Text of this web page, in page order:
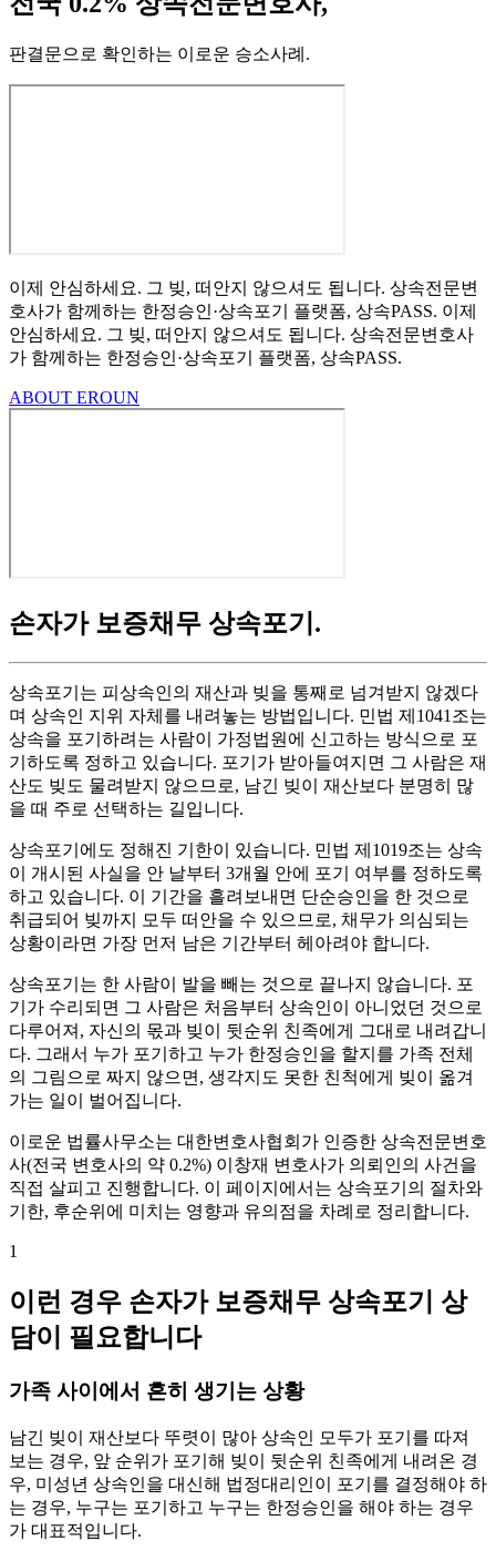
판결문으로 확인하는 이로운 승소사례 .
이제 안심하세요. 그 빚, 떠안지 않으셔도 됩니다. 상속전문변
호사가 함께하는 한정승인·상속포기 플랫폼, 상속PASS. 이제
안심하세요. 그 빚, 떠안지 않으셔도 됩니다. 상속전문변호사
가 함께하는 한정승인·상속포기 플랫폼, 상속PASS.
ABOUT EROUN
손자가 보증채무 상속포기 .
상속포기는 피상속인의 재산과 빚을 통째로 넘겨받지 않겠다
며 상속인 지위 자체를 내려놓는 방법입니다. 민법 제1041조는
상속을 포기하려는 사람이 가정법원에 신고하는 방식으로 포
기하도록 정하고 있습니다. 포기가 받아들여지면 그 사람은 재
산도 빚도 물려받지 않으므로, 남긴 빚이 재산보다 분명히 많
을 때 주로 선택하는 길입니다.
상속포기에도 정해진 기한이 있습니다. 민법 제1019조는 상속
이 개시된 사실을 안 날부터 3개월 안에 포기 여부를 정하도록
하고 있습니다. 이 기간을 흘려보내면 단순승인을 한 것으로
취급되어 빚까지 모두 떠안을 수 있으므로, 채무가 의심되는
상황이라면 가장 먼저 남은 기간부터 헤아려야 합니다.
상속포기는 한 사람이 발을 빼는 것으로 끝나지 않습니다. 포
기가 수리되면 그 사람은 처음부터 상속인이 아니었던 것으로
다루어져, 자신의 몫과 빚이 뒷순위 친족에게 그대로 내려갑니
다. 그래서 누가 포기하고 누가 한정승인을 할지를 가족 전체
의 그림으로 짜지 않으면, 생각지도 못한 친척에게 빚이 옮겨
가는 일이 벌어집니다.
이로운 법률사무소는 대한변호사협회가 인증한 상속전문변호
사(전국 변호사의 약 0.2%) 이창재 변호사가 의뢰인의 사건을
직접 살피고 진행합니다. 이 페이지에서는 상속포기의 절차와
기한, 후순위에 미치는 영향과 유의점을 차례로 정리합니다.
1
이런 경우 손자가 보증채무 상속포기 상
담이 필요합니다
가족 사이에서 흔히 생기는 상황
남긴 빚이 재산보다 뚜렷이 많아 상속인 모두가 포기를 따져
보는 경우, 앞 순위가 포기해 빚이 뒷순위 친족에게 내려온 경
우, 미성년 상속인을 대신해 법정대리인이 포기를 결정해야 하
는 경우, 누구는 포기하고 누구는 한정승인을 해야 하는 경우
가 대표적입니다.